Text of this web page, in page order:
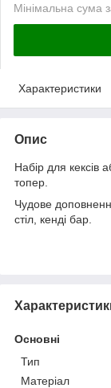
Мінімальна сума
Характеристики
Опис
Набір для кексів
топер.
Чудове
стіл, кенді бар.
Основні
Тип
Матеріал